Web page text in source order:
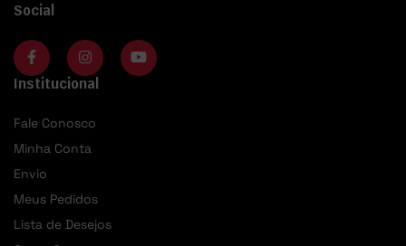
Social
Institucional
Fale Conosco
Minha Conta
Envio
Meus Pedidos
Lista de Desejos